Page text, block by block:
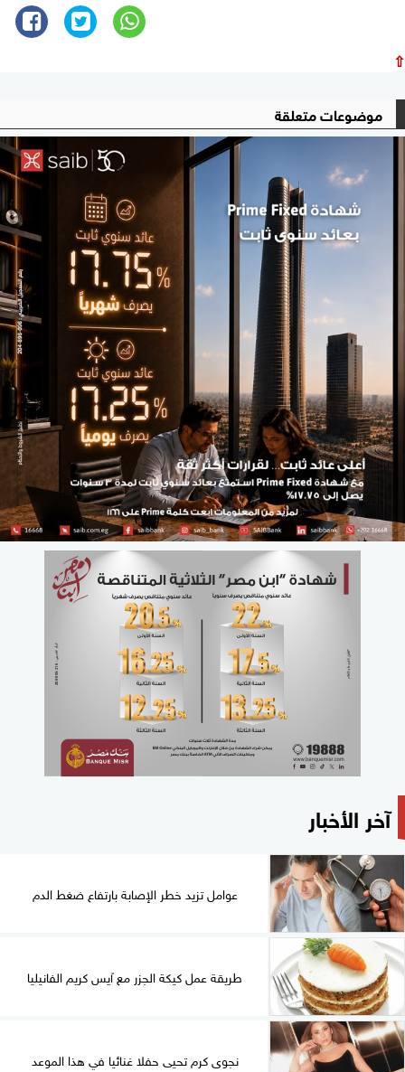
⇧
موضوعات متعلقة
آخر الأخبار
عوامل تزيد خطر الإصابة بارتفاع ضغط الدم
طريقة عمل كيكة الجزر مع آيس كريم الفانيليا
نجوى كرم تحيى حفلا غنائيا في هذا الموعد